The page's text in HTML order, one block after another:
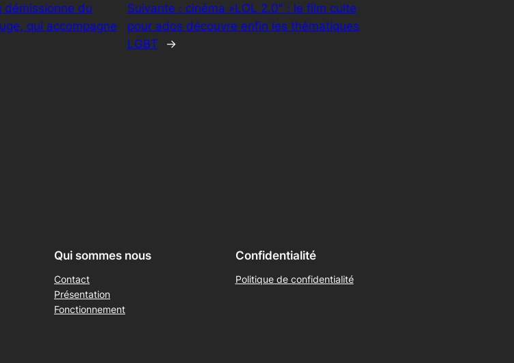
démissionne du
qui accompagne
Suivante : cinéma »LOL 2.0″ : le film culte
pour ados découvre enfin les thématiques
LGBT
→
Qui sommes nous
Contact
Présentation
Fonctionnement
Confidentialité
Politique de confidentialité